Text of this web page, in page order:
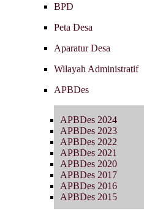
BPD
Peta Desa
Aparatur Desa
Wilayah Administratif
APBDes
APBDes 2024
APBDes 2023
APBDes 2022
APBDes 2021
APBDes 2020
APBDes 2017
APBDes 2016
APBDes 2015